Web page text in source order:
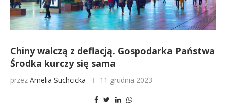
Chiny walczą z deflacją. Gospodarka Państwa
Środka kurczy się sama
przez Amelia Suchcicka 11 grudnia 2023